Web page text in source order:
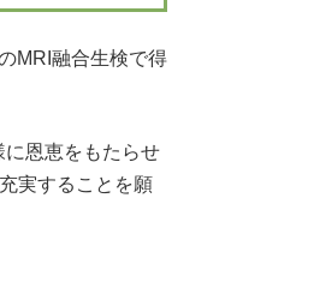
MRI融合生検で得
恩恵をもたらせ
実することを願